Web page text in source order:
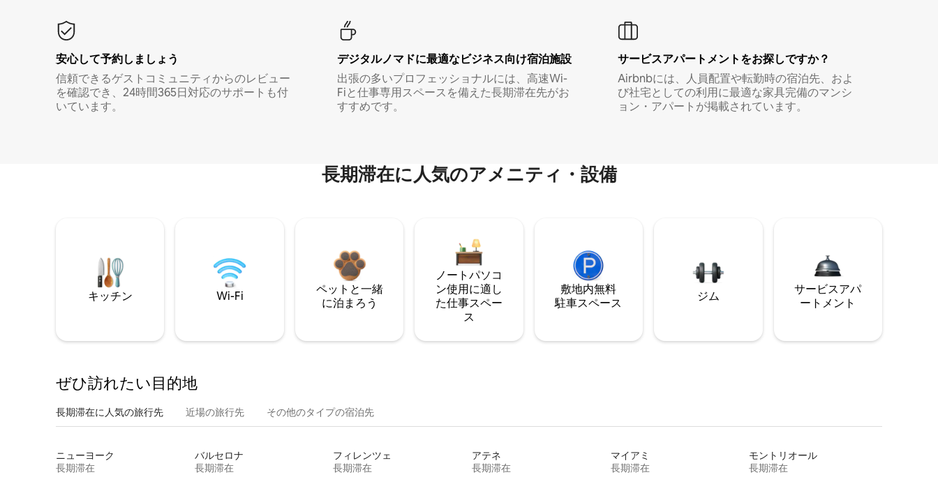
安心して予約しましょう
信頼できるゲストコミュニティからのレビュー
を確認でき、24時間365日対応のサポートも付
いています。
デジタルノマド⁠に最⁠適⁠なビ⁠ジ⁠ネ⁠ス⁠向⁠け宿⁠泊⁠施⁠設
出張の多いプロフェッショナルには、高速Wi-
Fiと仕事専用スペースを備えた長期滞在先がお
すすめです。
サービスアパートメントをお探しですか？
Airbnbには、人員配置や転勤時の宿泊先、およ
び社宅としての利用に最適な家具完備のマンシ
ョン・アパートが掲載されています。
長期滞在に人気のアメニティ・設備
キッチン Wi-Fi
ペットと一緒
に泊まろう
ノートパソコ
ン使用に適し
た仕事スペー
ス
敷地内無料
駐⁠車ス⁠ペ⁠ー⁠ス
ジム
サービスアパ
ートメント
ぜひ訪⁠れ⁠た⁠い目⁠的⁠地
長期滞在に人気の旅行先 近場の旅行先 その他のタ⁠イ⁠プ⁠の宿⁠泊⁠先
ニューヨーク
長期滞在
バルセロナ
長期滞在
フィレンツェ
長期滞在
アテネ
長期滞在
マイアミ
長期滞在
モントリオール
長期滞在